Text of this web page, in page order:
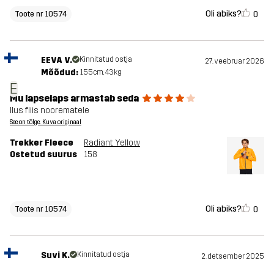
Toote nr 10574 Oli abiks? 0
E
EEVA V. Kinnitatud ostja 27. veebruar 2026
Mõõdud: 155cm, 43kg
Mu lapselaps armastab seda
Ilus fliis noorematele
See on tõlge. Kuva originaal
Trekker Fleece
Radiant Yellow
Ostetud suurus
158
Toote nr 10574 Oli abiks? 0
Suvi K. Kinnitatud ostja 2. detsember 2025